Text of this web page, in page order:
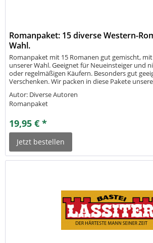
Romanpaket: 15 diverse Western-
Wahl.
Romanpaket mit 15 Romanen gut gemischt,
unserer Wahl. Geeignet für Neueinsteiger und
oder regelmäßigen Käufern. Besonders gut
Verschenken. Wir packen in diese Pakete
Autor: Diverse Autoren
Romanpaket
19,95 € *
Jetzt bestellen